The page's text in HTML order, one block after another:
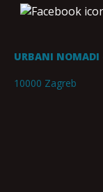
URBANI
10000 Zagreb